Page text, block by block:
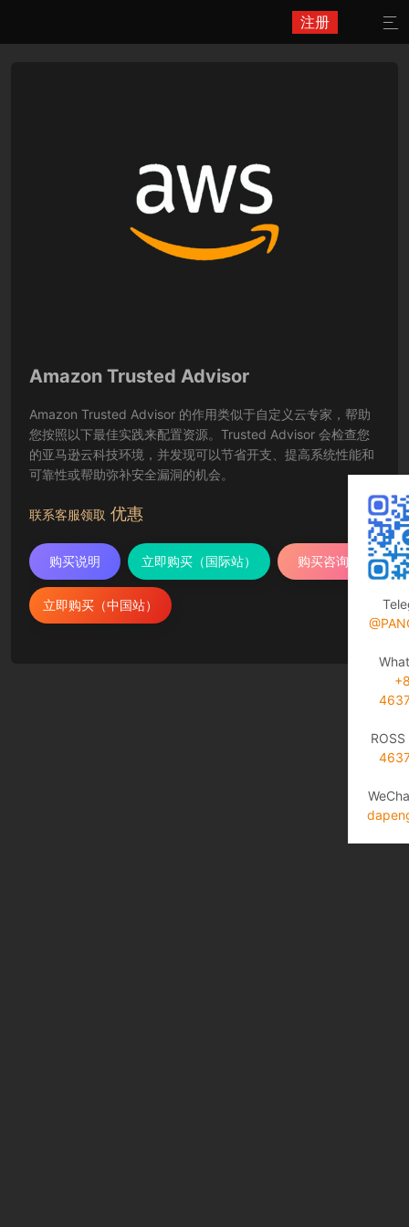
注册 
Amazon Trusted Advisor
Amazon Trusted Advisor 的作用类似于自定义云专家，帮助
您按照以下最佳实践来配置资源。Trusted Advisor 会检查您
的亚马逊云科技环境，并发现可以节省开支、提高系统性能和
可靠性或帮助弥补安全漏洞的机会。
联系客服领取 优惠
购买说明 立即购买（国际站） 购买咨询
立即购买（中国站）